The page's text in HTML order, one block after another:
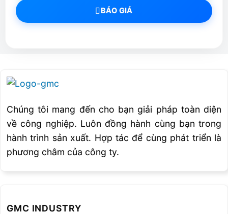
Call : 024-3869.8011
Hotline : 0904 182 789
VẬT
HÀN
CHUẨN
UTP
DUR
250
270 HB
Hàn phục hồi bánh răng,
truc…. lớp đệm và đắp cho
thép đúc thép hợp kim
thấp….
350
BÁO GIÁ
Chúng tôi mang đến cho bạn giải pháp toàn diện
về công nghiệp. Luôn đồng hành cùng bạn trong
hành trình sản xuất. Hợp tác để cùng phát triển là
phương châm của công ty.
GMC INDUSTRY